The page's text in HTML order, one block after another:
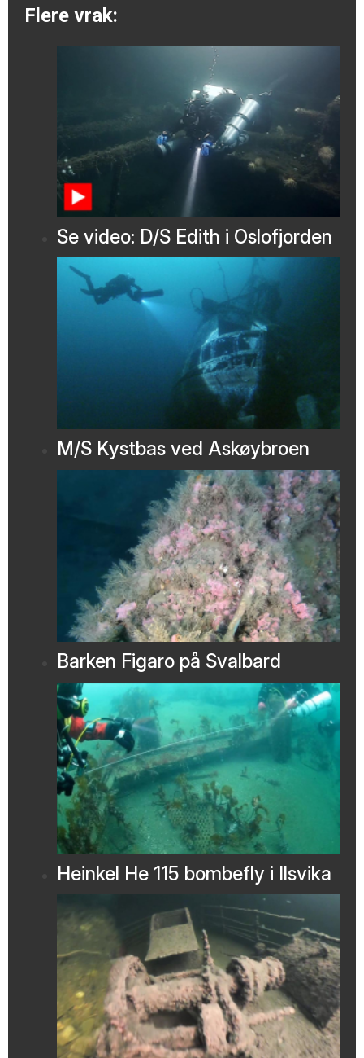
Flere vrak:
Se video: D/S Edith i Oslofjorden
M/S Kystbas ved Askøybroen
Barken Figaro på Svalbard
Heinkel He 115 bombefly i Ilsvika